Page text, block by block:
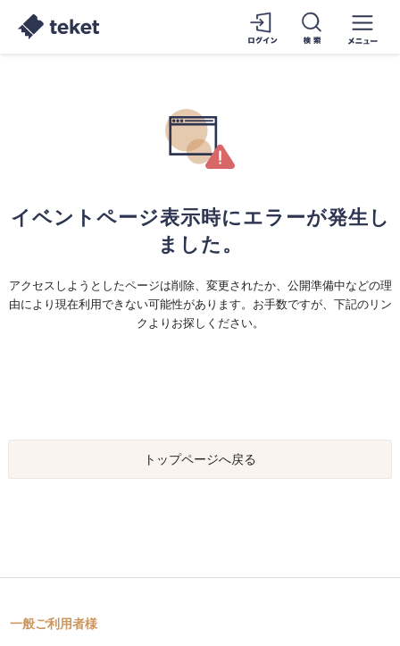
イベントページ表示時にエラーが発生し
ました。
アクセスしようとしたページは削除、変更されたか、公開準備中などの理
由により現在利用できない可能性があります。お手数ですが、下記のリン
クよりお探しください。
トップページへ戻る
一般ご利用者様